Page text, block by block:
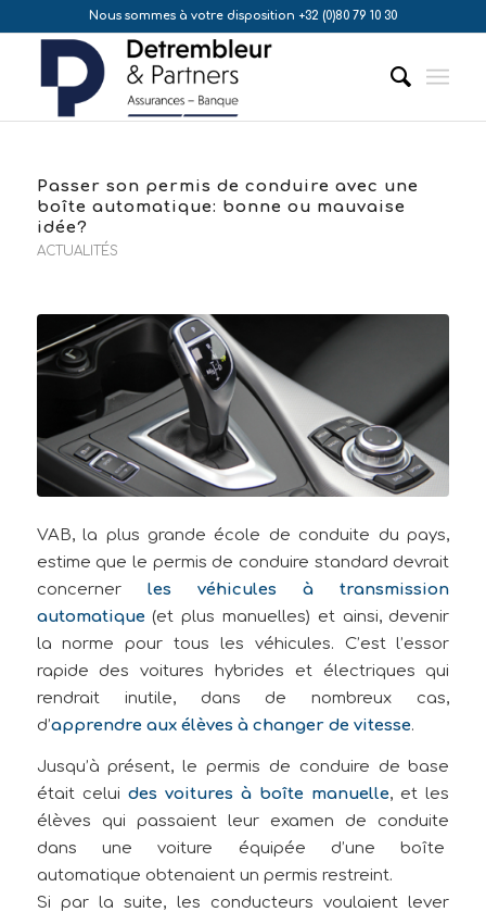
Nous sommes à votre disposition +32 (0)80 79 10 30
Passer son permis de conduire avec une
boîte automatique: bonne ou mauvaise
idée?
ACTUALITÉS
VAB, la plus grande école de conduite du pays,
estime que le permis de conduire standard devrait
concerner les véhicules à transmission
automatique (et plus manuelles) et ainsi, devenir
la norme pour tous les véhicules. C’est l’essor
rapide des voitures hybrides et électriques qui
rendrait inutile, dans de nombreux cas,
d’apprendre aux élèves à changer de vitesse.
Jusqu’à présent, le permis de conduire de base
était celui des voitures à boîte manuelle, et les
élèves qui passaient leur examen de conduite
dans une voiture équipée d’une boîte
automatique obtenaient un permis restreint.
Si par la suite, les conducteurs voulaient lever